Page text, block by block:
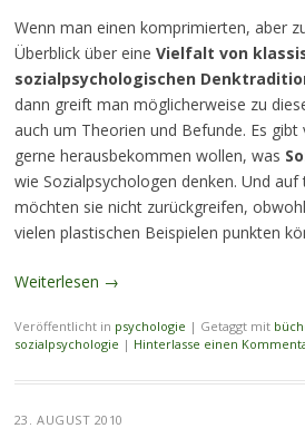
Wenn man einen komprimierten, aber
Überblick über eine Vielfalt von
sozialpsychologischen
dann greift man möglicherweise zu
auch um Theorien und Befunde. Es
gerne herausbekommen wollen, was
wie Sozialpsychologen denken. Und
möchten sie nicht zurückgreifen,
vielen plastischen Beispielen punkten
Weiterlesen →
Veröffentlicht in psychologie | Getaggt mit
sozialpsychologie | Hinterlasse einen
23. AUGUST 2010